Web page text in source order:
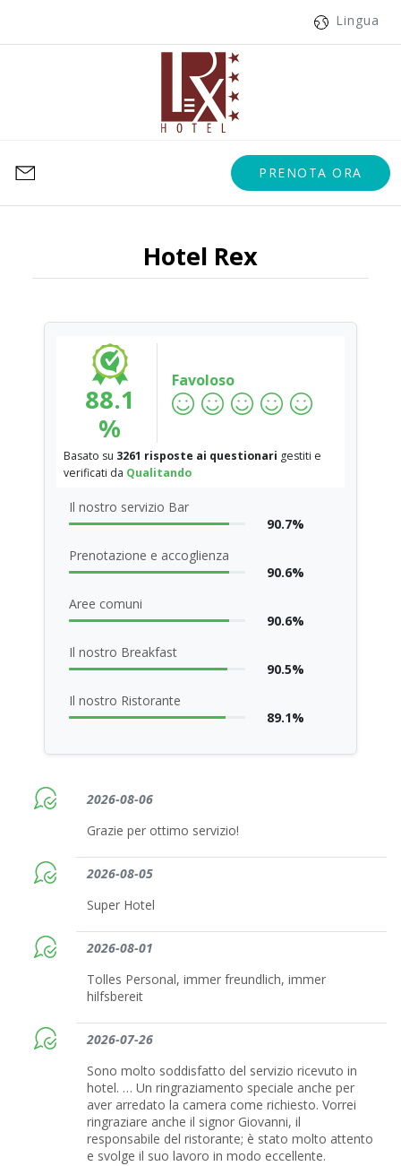
Lingua
PRENOTA ORA
Hotel Rex
2026-08-06
Grazie per ottimo servizio!
2026-08-05
Super Hotel
2026-08-01
Tolles Personal, immer freundlich, immer
hilfsbereit
2026-07-26
Sono molto soddisfatto del servizio ricevuto in
hotel. … Un ringraziamento speciale anche per
aver arredato la camera come richiesto. Vorrei
ringraziare anche il signor Giovanni, il
responsabile del ristorante; è stato molto attento
e svolge il suo lavoro in modo eccellente.
88.1
%
Favoloso
Basato su 3261 risposte ai questionari gestiti e
verificati da Qualitando
Il nostro servizio Bar
90.7%
Prenotazione e accoglienza
90.6%
Aree comuni
90.6%
Il nostro Breakfast
90.5%
Il nostro Ristorante
89.1%